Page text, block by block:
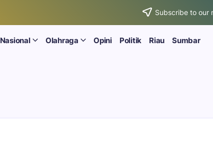
Subscribe to our
Nasional Olahraga Opini Politik Riau Sumbar